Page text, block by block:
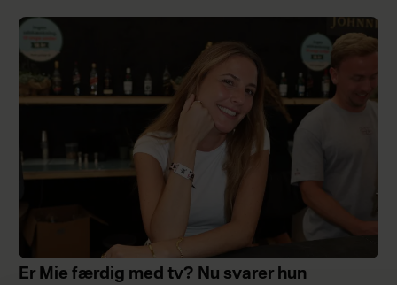
Er Mie færdig med tv? Nu svarer hun